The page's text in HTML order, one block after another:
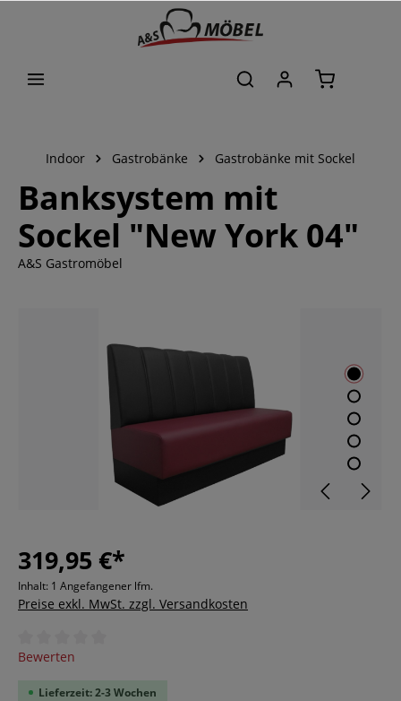
Indoor Gastrobänke Gastrobänke mit Sockel
Banksystem mit
Sockel "New York 04"
A&S Gastromöbel
319,95 €*
Inhalt: 1 Angefangener lfm.
Preise exkl. MwSt. zzgl. Versandkosten
Durchschnittliche Bewertung von 0 von 5 Sternen
Bewerten
Lieferzeit: 2-3 Wochen